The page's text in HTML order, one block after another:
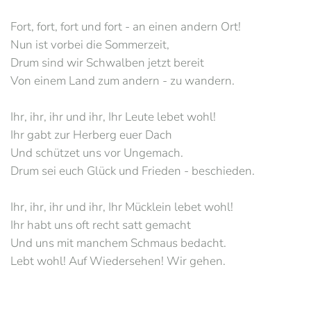
Fort, fort, fort und fort - an einen andern Ort!
Nun ist vorbei die Sommerzeit,
Drum sind wir Schwalben jetzt bereit
Von einem Land zum andern - zu wandern.
Ihr, ihr, ihr und ihr, Ihr Leute lebet wohl!
Ihr gabt zur Herberg euer Dach
Und schützet uns vor Ungemach.
Drum sei euch Glück und Frieden - beschieden.
Ihr, ihr, ihr und ihr, Ihr Mücklein lebet wohl!
Ihr habt uns oft recht satt gemacht
Und uns mit manchem Schmaus bedacht.
Lebt wohl! Auf Wiedersehen! Wir gehen.